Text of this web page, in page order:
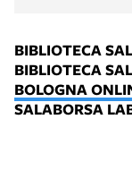
BIBLIOTECA
BIBLIOTECA
BOLOGNA
SALABORSA